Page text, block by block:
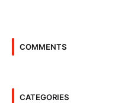
COMMENTS
CATEGORIES